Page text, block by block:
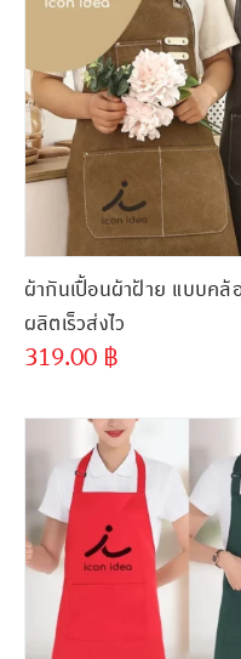
ผ้ากันเปื้อนผ้าฝ้าย แบบค
ผลิตเร็วส่งไว
319.00 ฿